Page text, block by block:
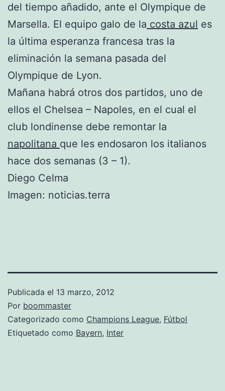
del tiempo añadido, ante el Olympique de
Marsella. El equipo galo de la costa azul es
la última esperanza francesa tras la
eliminación la semana pasada del
Olympique de Lyon.
Mañana habrá otros dos partidos, uno de
ellos el Chelsea – Napoles, en el cual el
club londinense debe remontar la
napolitana que les endosaron los italianos
hace dos semanas (3 – 1).
Diego Celma
Imagen: noticias.terra
Publicada el 13 marzo, 2012
Por boommaster
Categorizado como Champions League, Fútbol
Etiquetado como Bayern, Inter